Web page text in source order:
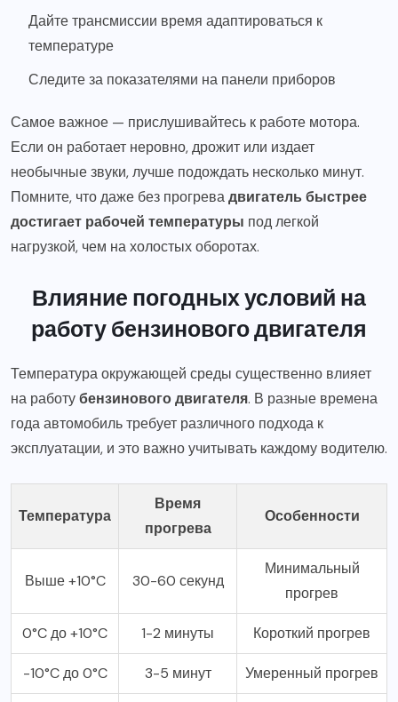
Дайте трансмиссии время адаптироваться к
температуре
Следите за показателями на панели приборов
Самое важное — прислушивайтесь к работе мотора.
Если он работает неровно, дрожит или издает
необычные звуки, лучше подождать несколько минут.
Помните, что даже без прогревадвигатель быстрее
достигает рабочей температуры под легкой
нагрузкой, чем на холостых оборотах.
Влияние погодных условий на
работу бензинового двигателя
Температура окружающей среды существенно влияет
на работубензинового двигателя. В разные времена
года автомобиль требует различного подхода к
эксплуатации, и это важно учитывать каждому водителю.
Температура
Время
прогрева
Особенности
Выше +10°C 30-60 секунд
Минимальный
прогрев
0°C до +10°C 1-2 минуты Короткий прогрев
-10°C до 0°C 3-5 минут Умеренный прогрев